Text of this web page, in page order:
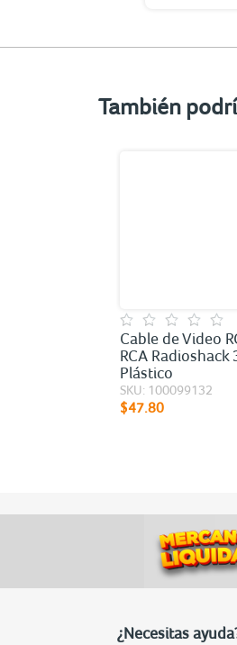
También
Cable de Video
RCA Radioshack
Plástico
SKU: 100099132
$47.80
¿Necesitas